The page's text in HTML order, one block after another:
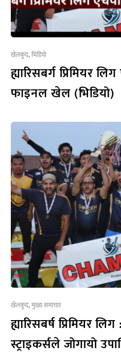
खेलकुद,भिडियो
ह्यारिसबर्ग प्रिमियर
फाइनल खेल (भिडियो)
खेलकुद,मुख्य समाचार
ह्यारिसबर्ष प्रिमियर
स्ट्राइकर्सले जोगायो